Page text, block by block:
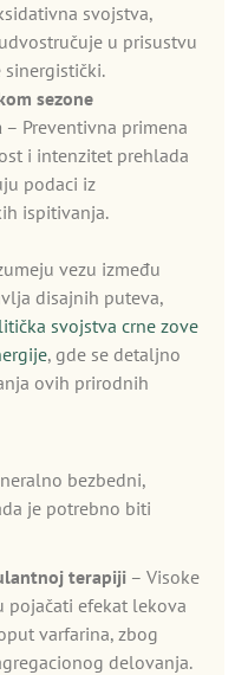
svojstva,
u prisustvu
sezone
– Preventivna primena
i intenzitet prehlada
podaci iz
ispitivanja.
vezu između
disajnih puteva,
svojstva crne zove
, gde se detaljno
ovih prirodnih
bezbedni,
je potrebno biti
terapiji – Visoke
pojačati efekat lekova
varfarina, zbog
delovanja.